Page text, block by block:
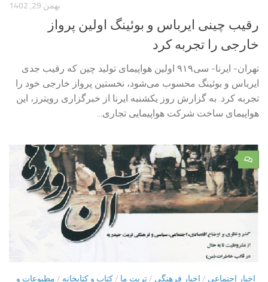
بهمن 29, 1402
رقیب چینی ایرباس و بوئینگ اولین پرواز
خارجی را تجربه کرد
تهران- ایرنا- سی۹۱۹ اولین هواپیمای تولید چین که رقیب جدی
ایرباس و بوئینگ محسوب می‌شود، نخستین پرواز خارجی خود را
تجربه کرد. به گزارش روز یکشنبه ایرنا از خبرگزاری رویترز، این
هواپیمای ساخت شرکت هواپیمایی تجاری...
۰
اخبار اجتماعی / اخبار فرهنگی /تربت ما /کتاب و کتابخانه / مطبوعات و